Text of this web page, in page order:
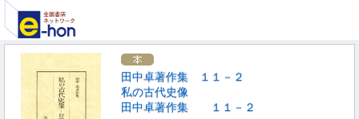
田中卓著作集 １１－２
私の古代史像
田中卓著作集 １１－２